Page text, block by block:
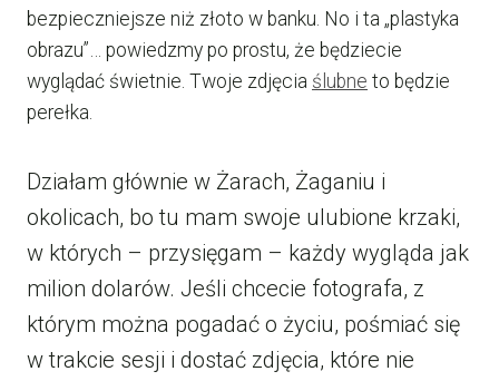
bezpieczniejsze niż złoto w banku. No i ta „plastyka
obrazu”… powiedzmy po prostu, że będziecie
wyglądać świetnie. Twoje zdjęcia ślubne to będzie
perełka.
Działam głównie w Żarach, Żaganiu i
okolicach, bo tu mam swoje ulubione krzaki,
w których – przysięgam – każdy wygląda jak
milion dolarów. Jeśli chcecie fotografa, z
którym można pogadać o życiu, pośmiać się
w trakcie sesji i dostać zdjęcia, które nie